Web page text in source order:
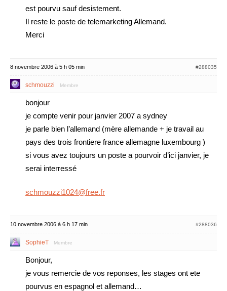
est pourvu sauf desistement.
Il reste le poste de telemarketing Allemand.
Merci
8 novembre 2006 à 5 h 05 min #288035
schmouzzi Membre
bonjour
je compte venir pour janvier 2007 a sydney
je parle bien l’allemand (mère allemande + je travail au
pays des trois frontiere france allemagne luxembourg )
si vous avez toujours un poste a pourvoir d’ici janvier, je
serai interressé
schmouzzi1024@free.fr
10 novembre 2006 à 6 h 17 min #288036
SophieT Membre
Bonjour,
je vous remercie de vos reponses, les stages ont ete
pourvus en espagnol et allemand…